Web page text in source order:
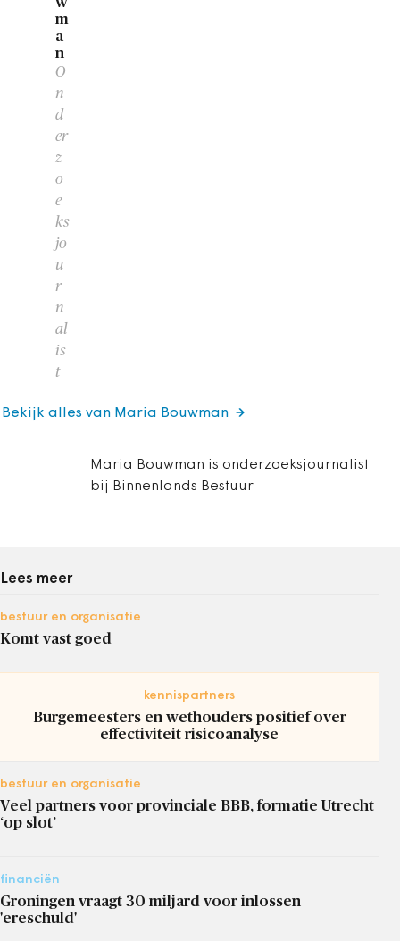
m
a
n
O
n
d
er
z
o
e
ks
jo
u
r
n
al
is
t
Maria Bouwman is onderzoeksjournalist
bij Binnenlands Bestuur
Bekijk alles van Maria Bouwman
Lees meer
bestuur en organisatie
Komt vast goed
kennispartners
Burgemeesters en wethouders positief over
effectiviteit risicoanalyse
bestuur en organisatie
Veel partners voor provinciale BBB, formatie Utrecht
‘op slot’
financiën
Groningen vraagt 30 miljard voor inlossen
'ereschuld'